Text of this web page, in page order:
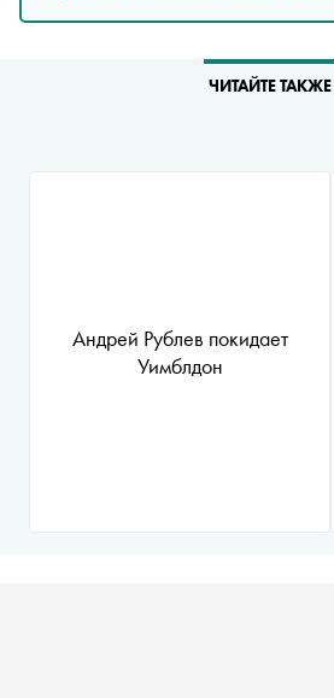
ЧИТАЙТЕ ТАКЖЕ
Андрей Рублев покидает
Уимблдон